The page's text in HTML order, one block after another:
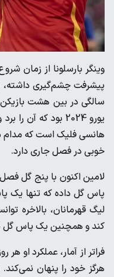
سالگی در بین هشت بازیکن
یورو 2024 بود که
هانسی فلیک است که مدام
خوبی در فصل جاری دارد.
لامین اکنون با پنج گل
پاس گل داده که تنها یک
لیگ قهرمانان، بالاخره
کند و همچنین یک پاس گل
فراتر از آمار، عملکرد او
هرگز خود را پنهان نمی‌کند.